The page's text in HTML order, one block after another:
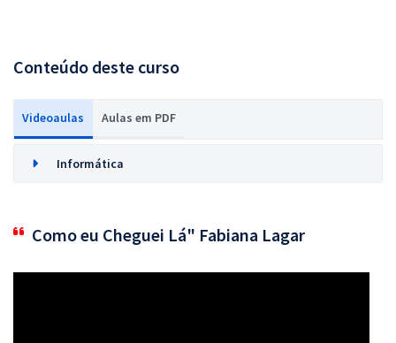
Conteúdo deste curso
Videoaulas Aulas em PDF
Informática
Como eu Cheguei Lá" Fabiana Lagar